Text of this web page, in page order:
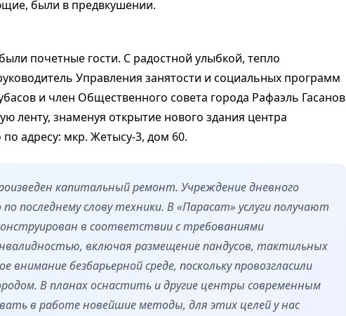
были в предвкушении.
почетные гости. С радостной улыбкой, тепло
Управления занятости и социальных программ
и член Общественного совета города Рафаэль Гасанов
ленту, знаменуя открытие нового здания центра
адресу: мкр. Жетысу-3, дом 60.
капитальный ремонт. Учреждение дневного
последнему слову техники. В «Парасат» услуги получают
в соответствии с требованиями
включая размещение пандусов, тактильных
безбарьерной среде, поскольку провозгласили
В планах оснастить и другие центры современным
в работе новейшие методы, для этих целей у нас